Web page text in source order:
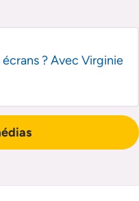
? Avec Virginie